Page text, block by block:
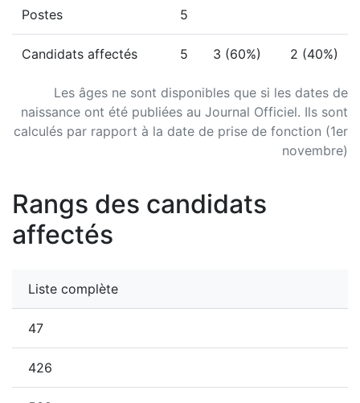
Les âges ne sont disponibles que si les dates de
naissance ont été publiées au Journal Officiel. Ils sont
calculés par rapport à la date de prise de fonction (1er
novembre)
Postes 5
Candidats affectés 5 3 (60%) 2 (40%)
Rangs des candidats
affectés
Liste complète
47
426